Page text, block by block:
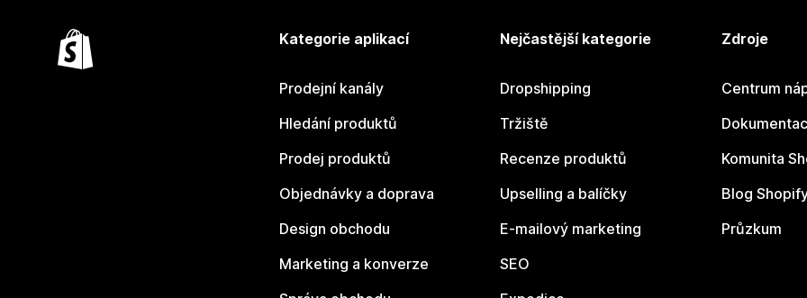
Kategorie aplikací
Prodejní kanály
Hledání produktů
Prodej produktů
Objednávky a doprava
Design obchodu
Marketing a konverze
Nejčastější kategorie
Dropshipping
Tržiště
Recenze produktů
Upselling a balíčky
E-mailový marketing
SEO
Zdroje
Centrum
Komunita
Blog
Průzkum